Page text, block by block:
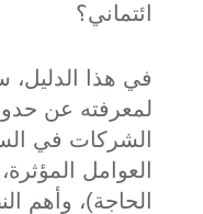
ائتماني؟
في هذا
لمعرفته عن
الشركات في
العوامل
الحاجة)، وأهم